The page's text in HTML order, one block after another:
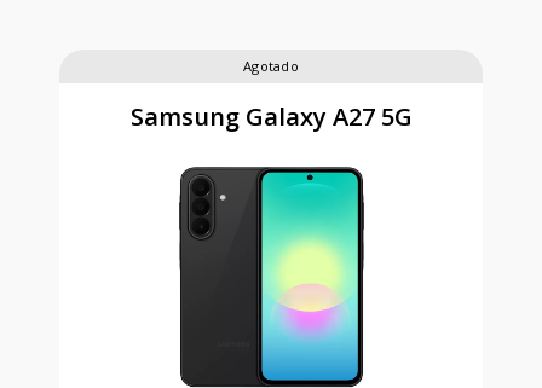
Agotado
Samsung Galaxy A27 5G